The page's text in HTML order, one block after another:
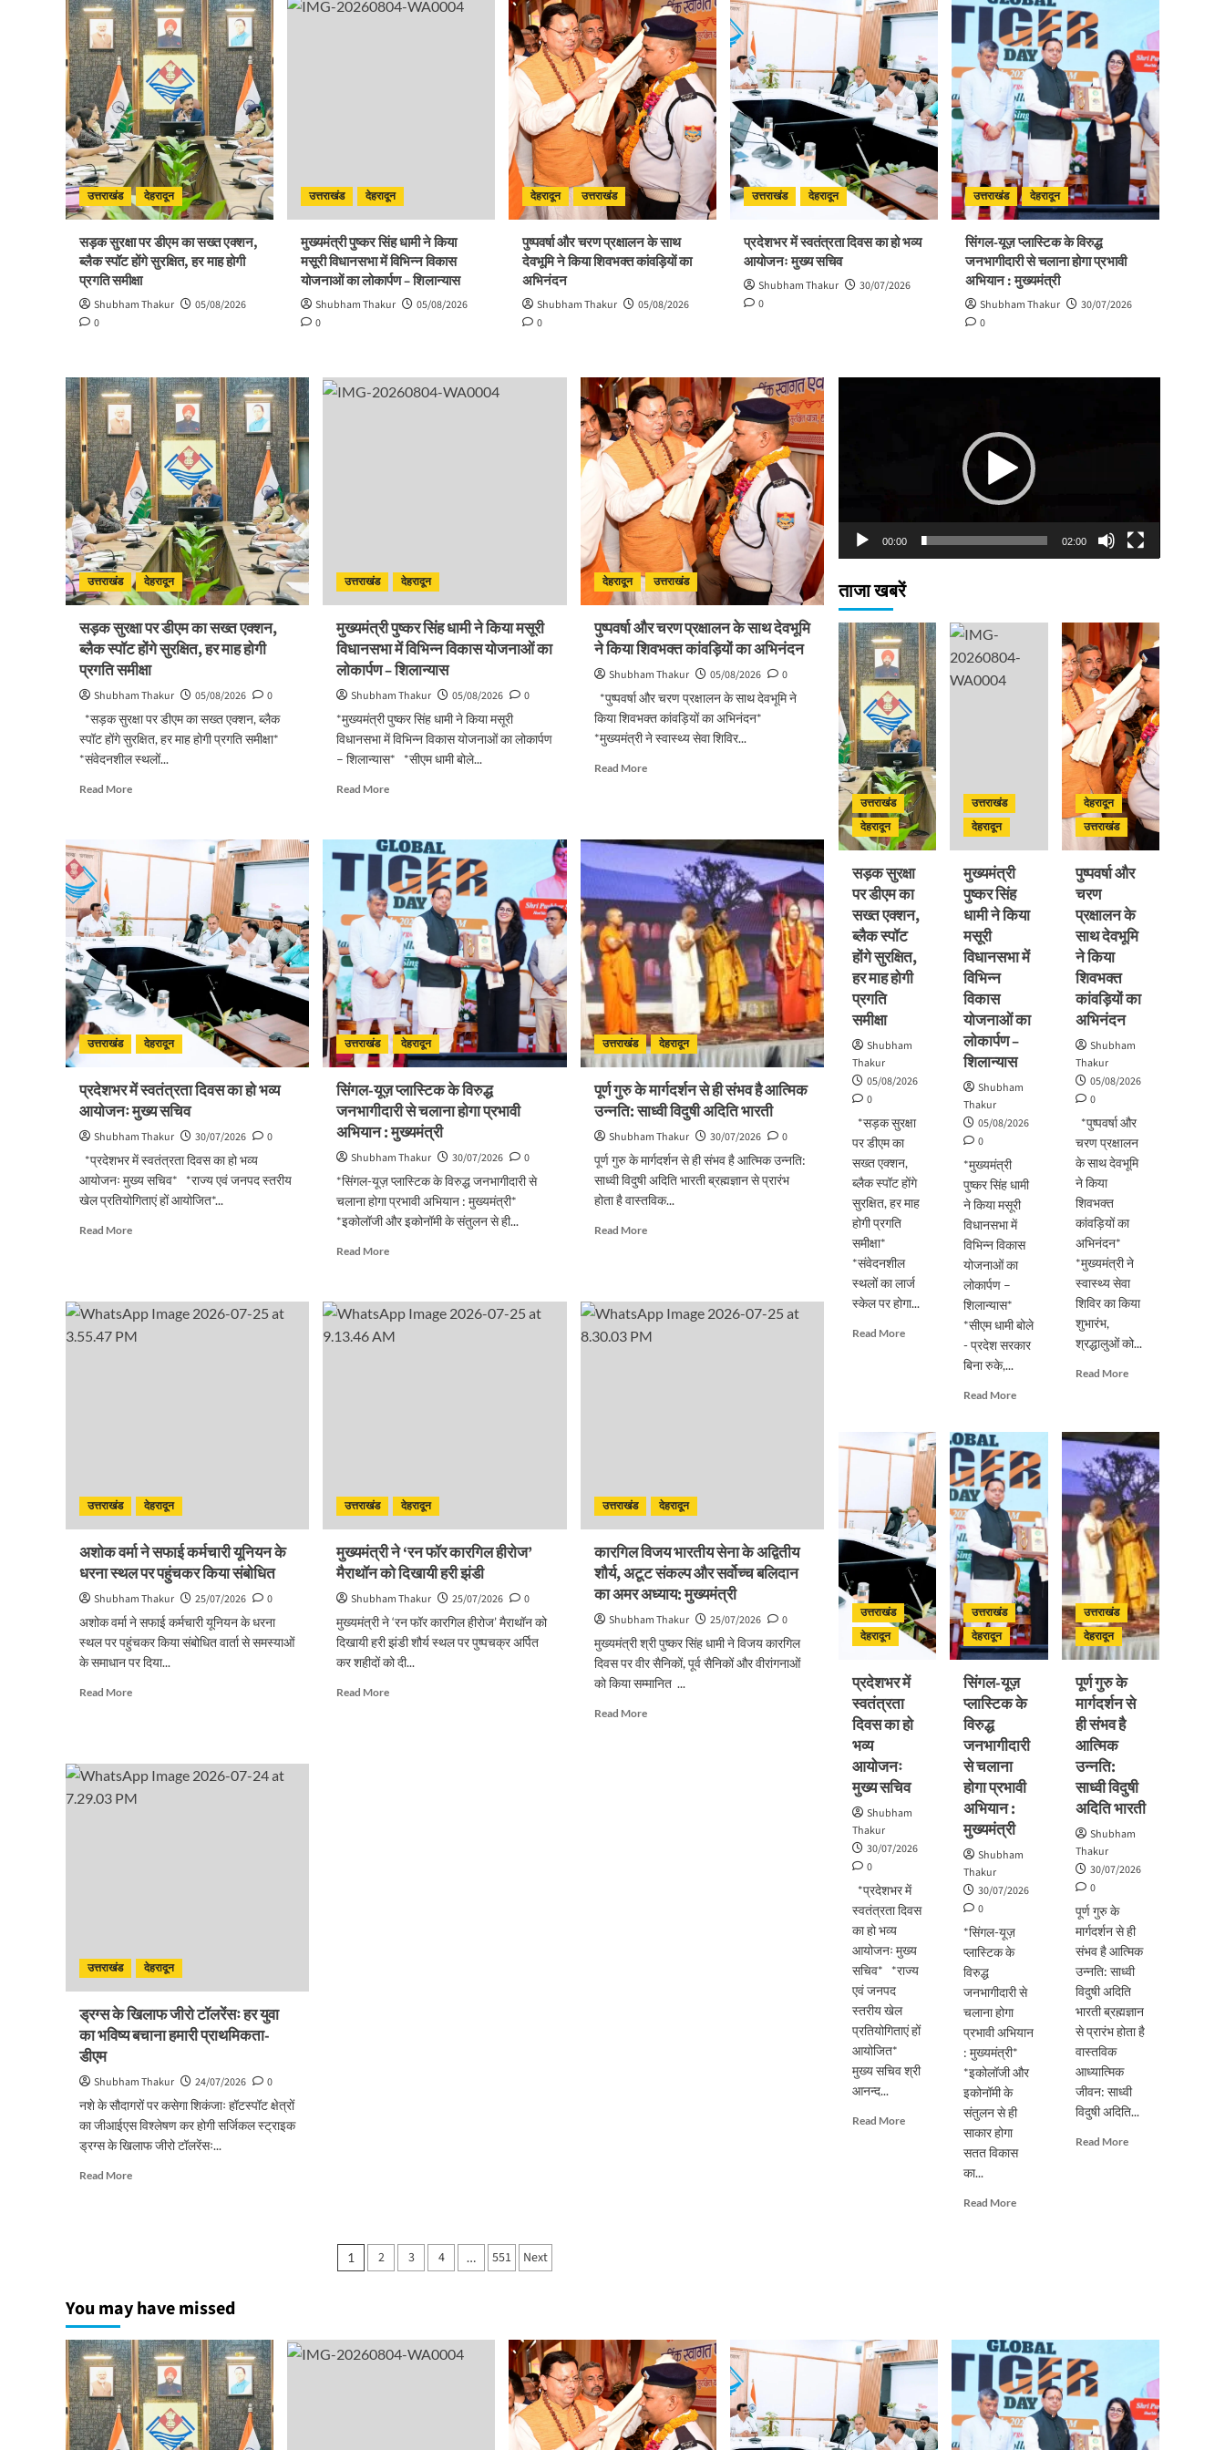
उत्तराखंड देहरादून
सड़क सुरक्षा पर डीएम का सख्त एक्शन,
ब्लैक स्पॉट होंगे सुरक्षित, हर माह होगी
प्रगति समीक्षा
Shubham Thakur
05/08/2026
0
उत्तराखंड देहरादून
मुख्यमंत्री पुष्कर सिंह धामी ने किया
मसूरी विधानसभा में विभिन्न विकास
योजनाओं का लोकार्पण – शिलान्यास
Shubham Thakur
05/08/2026
0
देहरादून उत्तराखंड
पुष्पवर्षा और चरण प्रक्षालन के साथ
देवभूमि ने किया शिवभक्त कांवड़ियों का
अभिनंदन
Shubham Thakur
05/08/2026
0
उत्तराखंड देहरादून
प्रदेशभर में स्वतंत्रता दिवस का हो भव्य
आयोजनः मुख्य सचिव
Shubham Thakur
30/07/2026
0
उत्तराखंड देहरादून
सिंगल-यूज़ प्लास्टिक के विरुद्ध
जनभागीदारी से चलाना होगा प्रभावी
अभियान : मुख्यमंत्री
Shubham Thakur
30/07/2026
0
उत्तराखंड देहरादून
सड़क सुरक्षा पर डीएम का सख्त एक्शन,
ब्लैक स्पॉट होंगे सुरक्षित, हर माह होगी
प्रगति समीक्षा
Shubham Thakur 05/08/2026
0
*सड़क सुरक्षा पर डीएम का सख्त एक्शन, ब्लैक
स्पॉट होंगे सुरक्षित, हर माह होगी प्रगति समीक्षा*
*संवेदनशील स्थलों...
Read MoreRead
सुरक्षा
डीएम
सख्त
ब्लैक
स्पॉट
होंगे
सुरक्षित,
माह
प्रगति
समीक्षा
उत्तराखंड देहरादून
मुख्यमंत्री पुष्कर सिंह धामी ने किया मसूरी
विधानसभा में विभिन्न विकास योजनाओं का
लोकार्पण – शिलान्यास
Shubham Thakur 05/08/2026
0
*मुख्यमंत्री पुष्कर सिंह धामी ने किया मसूरी
विधानसभा में विभिन्न विकास योजनाओं का लोकार्पण
– शिलान्यास* *सीएम धामी बोले...
Read MoreRead
मुख्यमंत्री
पुष्कर
सिंह
धामी
ने
किया
मसूरी
विधानसभा
में
विभिन्न
विकास
योजनाओं
लोकार्पण
शिलान्यास
देहरादून उत्तराखंड
पुष्पवर्षा और चरण प्रक्षालन के साथ देवभूमि
ने किया शिवभक्त कांवड़ियों का अभिनंदन
Shubham Thakur 05/08/2026
0
*पुष्पवर्षा और चरण प्रक्षालन के साथ देवभूमि ने
किया शिवभक्त कांवड़ियों का अभिनंदन*
*मुख्यमंत्री ने स्वास्थ्य सेवा शिविर...
Read MoreRead
चरण
प्रक्षालन
साथ
देवभूमि
ने
किया
शिवभक्त
कांवड़ियों
का
अभिनंदन
उत्तराखंड देहरादून
प्रदेशभर में स्वतंत्रता दिवस का हो भव्य
आयोजनः मुख्य सचिव
Shubham Thakur 30/07/2026
0
*प्रदेशभर में स्वतंत्रता दिवस का हो भव्य
आयोजनः मुख्य सचिव* *राज्य एवं जनपद स्तरीय
खेल प्रतियोगिताएं हों आयोजित*...
Read MoreRead
स्वतंत्रता
दिवस
उत्तराखंड देहरादून
सिंगल-यूज़ प्लास्टिक के विरुद्ध
जनभागीदारी से चलाना होगा प्रभावी
अभियान : मुख्यमंत्री
Shubham Thakur 30/07/2026
0
*सिंगल-यूज़ प्लास्टिक के विरुद्ध जनभागीदारी से
चलाना होगा प्रभावी अभियान : मुख्यमंत्री*
*इकोलॉजी और इकोनॉमी के संतुलन से ही...
Read MoreRead
सिंगल-
यूज़
प्लास्टिक
मुख्यमंत्री
उत्तराखंड देहरादून
पूर्ण गुरु के मार्गदर्शन से ही संभव है आत्मिक
उन्नति: साध्वी विदुषी अदिति भारती
Shubham Thakur 30/07/2026
0
पूर्ण गुरु के मार्गदर्शन से ही संभव है आत्मिक उन्नति:
साध्वी विदुषी अदिति भारती ब्रह्मज्ञान से प्रारंभ
होता है वास्तविक...
Read MoreRead
के
मार्गदर्शन
भारती
उत्तराखंड देहरादून
अशोक वर्मा ने सफाई कर्मचारी यूनियन के
धरना स्थल पर पहुंचकर किया संबोधित
Shubham Thakur 25/07/2026
0
अशोक वर्मा ने सफाई कर्मचारी यूनियन के धरना
स्थल पर पहुंचकर किया संबोधित वार्ता से समस्याओं
के समाधान पर दिया...
Read MoreRead
ने
सफाई
उत्तराखंड देहरादून
मुख्यमंत्री ने ‘रन फॉर कारगिल हीरोज’
मैराथॉन को दिखायी हरी झंडी
Shubham Thakur 25/07/2026
0
मुख्यमंत्री ने ‘रन फॉर कारगिल हीरोज’ मैराथॉन को
दिखायी हरी झंडी शौर्य स्थल पर पुष्पचक्र अर्पित
कर शहीदों को दी...
Read MoreRead
उत्तराखंड देहरादून
कारगिल विजय भारतीय सेना के अद्वितीय
शौर्य, अटूट संकल्प और सर्वोच्च बलिदान
का अमर अध्याय: मुख्यमंत्री
Shubham Thakur 25/07/2026
0
मुख्यमंत्री श्री पुष्कर सिंह धामी ने विजय कारगिल
दिवस पर वीर सैनिकों, पूर्व सैनिकों और वीरांगनाओं
को किया सम्मानित ...
Read MoreRead
उत्तराखंड देहरादून
ड्रग्स के खिलाफ जीरो टॉलरेंसः हर युवा
का भविष्य बचाना हमारी प्राथमिकता-
डीएम
Shubham Thakur 24/07/2026
0
नशे के सौदागरों पर कसेगा शिकंजाः हॉटस्पॉट क्षेत्रों
का जीआईएस विश्लेषण कर होगी सर्जिकल स्ट्राइक
ड्रग्स के खिलाफ जीरो टॉलरेंसः...
Read MoreRead
हर
का
भविष्य
बचाना
हमारी
प्राथमिकता-
डीएम
Posts
1 2 3 4 … 551 Next
00:00 02:00
ताजा खबरें
उत्तराखंड
देहरादून
सड़क सुरक्षा
पर डीएम का
सख्त एक्शन,
ब्लैक स्पॉट
होंगे सुरक्षित,
हर माह होगी
प्रगति
समीक्षा
Shubham
Thakur
05/08/2026
0
*सड़क सुरक्षा
पर डीएम का
सख्त एक्शन,
ब्लैक स्पॉट होंगे
सुरक्षित, हर माह
होगी प्रगति
समीक्षा*
*संवेदनशील
स्थलों का लार्ज
स्केल पर होगा...
Read MoreRead
डीएम
का
सख्त
एक्शन,
ब्लैक
स्पॉट
होंगे
सुरक्षित,
हर
माह
होगी
प्रगति
समीक्षा
उत्तराखंड
देहरादून
मुख्यमंत्री
पुष्कर सिंह
धामी ने किया
मसूरी
विधानसभा में
विभिन्न
विकास
योजनाओं का
लोकार्पण –
शिलान्यास
Shubham
Thakur
05/08/2026
0
*मुख्यमंत्री
पुष्कर सिंह धामी
ने किया मसूरी
विधानसभा में
विभिन्न विकास
योजनाओं का
लोकार्पण –
शिलान्यास*
*सीएम धामी बोले
- प्रदेश सरकार
बिना रुके,...
Read MoreRead
पुष्कर
सिंह
ने
किया
मसूरी
विधानसभा
में
विभिन्न
विकास
योजनाओं
का
–
शिलान्यास
देहरादून
उत्तराखंड
पुष्पवर्षा और
चरण
प्रक्षालन के
साथ देवभूमि
ने किया
शिवभक्त
कांवड़ियों का
अभिनंदन
Shubham
Thakur
05/08/2026
0
*पुष्पवर्षा और
चरण प्रक्षालन
के साथ देवभूमि
ने किया
शिवभक्त
कांवड़ियों का
अभिनंदन*
*मुख्यमंत्री ने
स्वास्थ्य सेवा
शिविर का किया
शुभारंभ,
श्रद्धालुओं को...
Read MoreRead
और
चरण
प्रक्षालन
के
साथ
देवभूमि
ने
किया
शिवभक्त
कांवड़ियों
का
अभिनंदन
उत्तराखंड
देहरादून
प्रदेशभर में
स्वतंत्रता
दिवस का हो
भव्य
आयोजनः
मुख्य सचिव
Shubham
Thakur
30/07/2026
0
*प्रदेशभर में
स्वतंत्रता दिवस
का हो भव्य
आयोजनः मुख्य
सचिव* *राज्य
एवं जनपद
स्तरीय खेल
प्रतियोगिताएं हों
आयोजित*
मुख्य सचिव श्री
आनन्द...
Read MoreRead
उत्तराखंड
देहरादून
सिंगल-यूज़
प्लास्टिक के
विरुद्ध
जनभागीदारी
से चलाना
होगा प्रभावी
अभियान :
मुख्यमंत्री
Shubham
Thakur
30/07/2026
0
*सिंगल-यूज़
प्लास्टिक के
विरुद्ध
जनभागीदारी से
चलाना होगा
प्रभावी अभियान
: मुख्यमंत्री*
*इकोलॉजी और
इकोनॉमी के
संतुलन से ही
साकार होगा
सतत विकास
का...
Read MoreRead
जनभागीदारी
से
चलाना
होगा
प्रभावी
अभियान
:
उत्तराखंड
देहरादून
पूर्ण गुरु के
मार्गदर्शन से
ही संभव है
आत्मिक
उन्नति:
साध्वी विदुषी
अदिति भारती
Shubham
Thakur
30/07/2026
0
पूर्ण गुरु के
मार्गदर्शन से ही
संभव है आत्मिक
उन्नति: साध्वी
विदुषी अदिति
भारती ब्रह्मज्ञान
से प्रारंभ होता है
वास्तविक
आध्यात्मिक
जीवन: साध्वी
विदुषी अदिति...
Read MoreRead
विदुषी
अदिति
भारती
You may have missed